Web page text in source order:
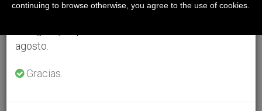
agosto.
Gracias.
continuing to browse otherwise, you agree to the use of cookies.